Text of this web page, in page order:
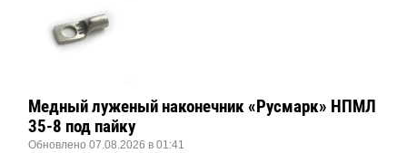
Медный луженый наконечник «Русмарк» НПМЛ
35-8 под пайку
Обновлено 07.08.2026 в 01:41